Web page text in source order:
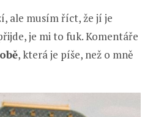
ale musím říct, že jí je
je mi to fuk. Komentáře
, která je píše, než o mně